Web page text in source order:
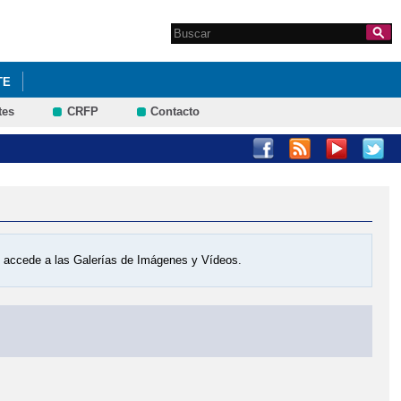
Formulario de
Search this site
CRFP Contacto
a las Galerías de Imágenes y Vídeos.